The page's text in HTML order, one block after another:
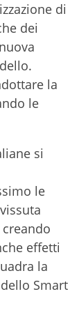
di
dei
la
le
si
le
effetti
la
Smart